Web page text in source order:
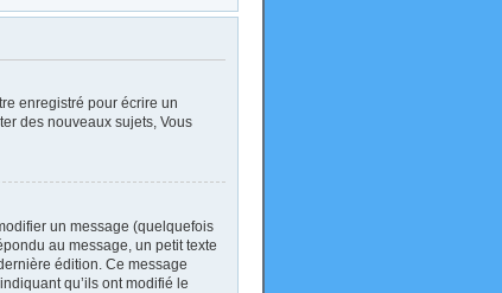
enregistré pour écrire un
des nouveaux sujets, Vous
un message (quelquefois
au message, un petit texte
édition. Ce message
qu’ils ont modifié le